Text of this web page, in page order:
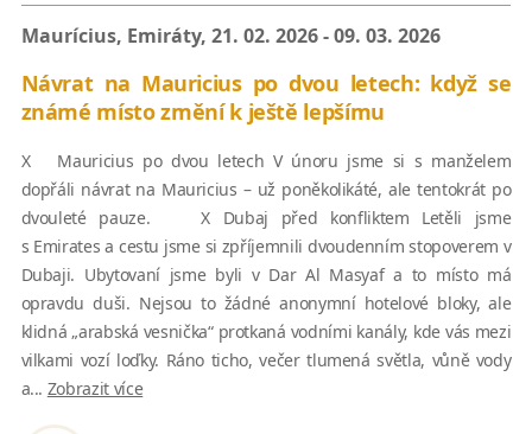
Maurícius, Emiráty, 21. 02. 2026 - 09. 03. 2026
Návrat na Mauricius po dvou letech: když se
známé místo změní k ještě lepšímu
X Mauricius po dvou letech V únoru jsme si s manželem
dopřáli návrat na Mauricius – už poněkolikáté, ale tentokrát po
dvouleté pauze. X Dubaj před konfliktem Letěli jsme
s Emirates a cestu jsme si zpříjemnili dvoudenním stopoverem v
Dubaji. Ubytovaní jsme byli v Dar Al Masyaf a to místo má
opravdu duši. Nejsou to žádné anonymní hotelové bloky, ale
klidná „arabská vesnička“ protkaná vodními kanály, kde vás mezi
vilkami vozí loďky. Ráno ticho, večer tlumená světla, vůně vody
a... Zobrazit více